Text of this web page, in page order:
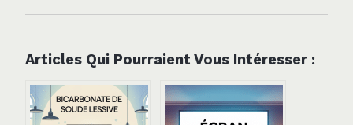
Articles Qui Pourraient Vous Intéresser :